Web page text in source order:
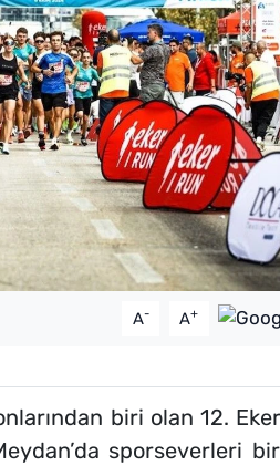
A- A+
biri olan 12.
sporseverleri